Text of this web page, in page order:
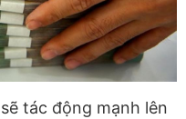
tác động mạnh lên